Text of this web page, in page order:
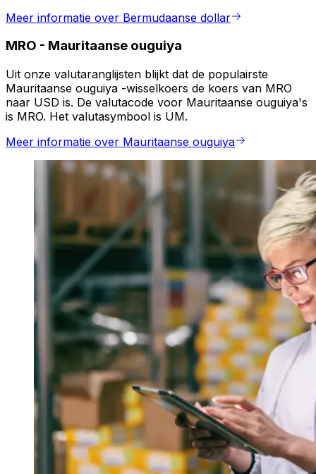
Meer informatie over Bermudaanse dollar
MRO - Mauritaanse ouguiya
Uit onze valutaranglijsten blijkt dat de populairste
Mauritaanse ouguiya -wisselkoers de koers van MRO
naar USD is. De valutacode voor Mauritaanse ouguiya's
is MRO. Het valutasymbool is UM.
Meer informatie over Mauritaanse ouguiya